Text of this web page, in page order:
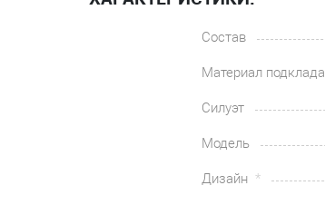
Состав
Материал подклада
Силуэт
Модель
Дизайн